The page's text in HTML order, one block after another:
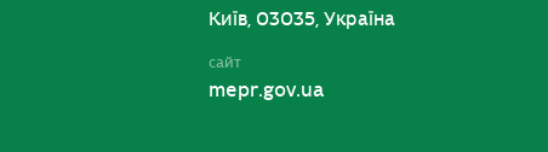
Київ, 03035, Україна
сайт
mepr.gov.ua